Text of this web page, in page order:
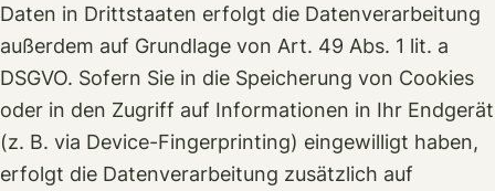
Daten in Drittstaaten erfolgt die Datenverarbeitung
außerdem auf Grundlage von Art. 49 Abs. 1 lit. a
DSGVO. Sofern Sie in die Speicherung von Cookies
oder in den Zugriff auf Informationen in Ihr Endgerät
(z. B. via Device-Fingerprinting) eingewilligt haben,
erfolgt die Datenverarbeitung zusätzlich auf